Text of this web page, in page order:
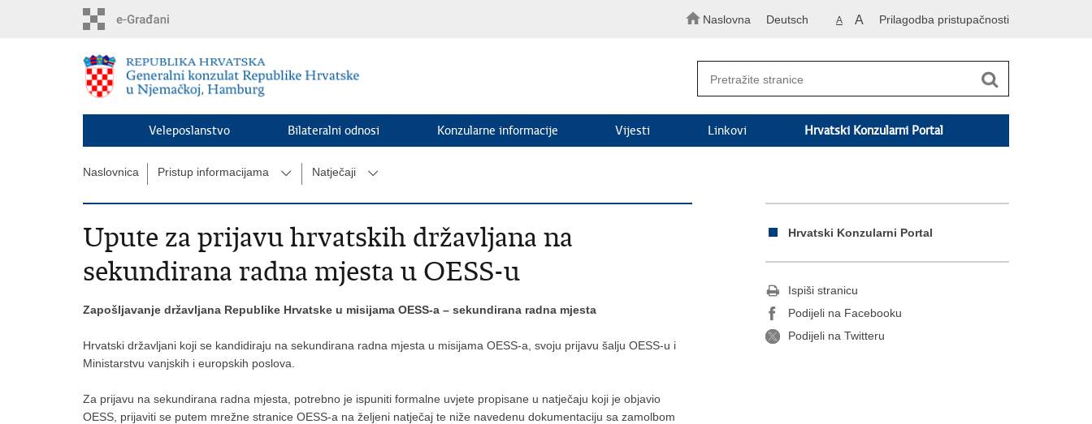
Naslovna Deutsch A A Prilagodba pristupačnosti
Veleposlanstvo Bilateralni odnosi Konzularne informacije Vijesti Linkovi Hrvatski Konzularni Portal
Naslovnica Pristup informacijama Natječaji
Upute za prijavu hrvatskih državljana na
sekundirana radna mjesta u OESS-u
Zapošljavanje državljana Republike Hrvatske u misijama OESS-a – sekundirana radna mjesta
Hrvatski državljani koji se kandidiraju na sekundirana radna mjesta u misijama OESS-a, svoju prijavu šalju OESS-u i
Ministarstvu vanjskih i europskih poslova.
Za prijavu na sekundirana radna mjesta, potrebno je ispuniti formalne uvjete propisane u natječaju koji je objavio
OESS, prijaviti se putem mrežne stranice OESS-a na željeni natječaj te niže navedenu dokumentaciju sa zamolbom
Hrvatski Konzularni Portal
Ispiši stranicu
Podijeli na Facebooku
Podijeli na Twitteru